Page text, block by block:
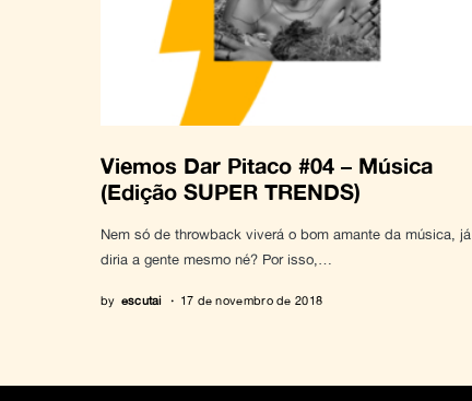
Viemos Dar Pitaco #04 – Música
(Edição SUPER TRENDS)
Nem só de throwback viverá o bom amante da música, já
diria a gente mesmo né? Por isso,…
by escutai 17 de novembro de 2018